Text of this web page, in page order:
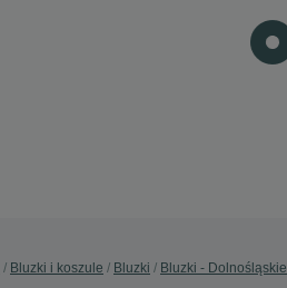
Bluzki i koszule Bluzki Bluzki - Dolnośląskie